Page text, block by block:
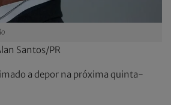
Santos/PR
a depor na próxima quinta-